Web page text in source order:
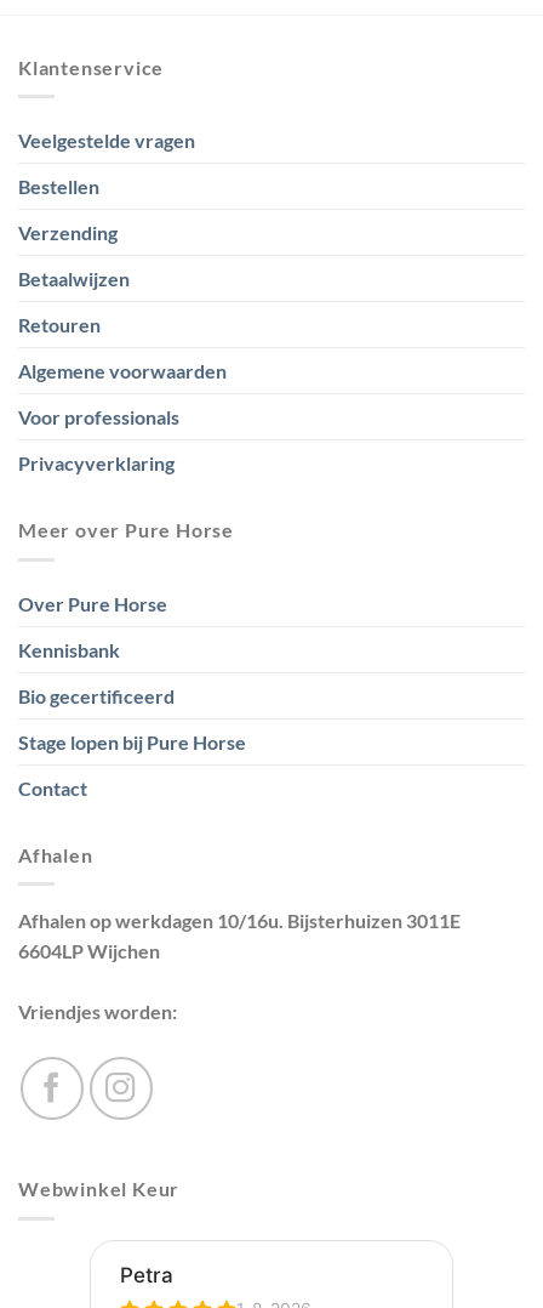
Klantenservice
Veelgestelde vragen
Bestellen
Verzending
Betaalwijzen
Retouren
Algemene voorwaarden
Voor professionals
Privacyverklaring
Meer over Pure Horse
Over Pure Horse
Kennisbank
Bio gecertificeerd
Stage lopen bij Pure Horse
Contact
Afhalen
Afhalen op werkdagen 10/16u. Bijsterhuizen 3011E
6604LP Wijchen
Vriendjes worden:
Webwinkel Keur